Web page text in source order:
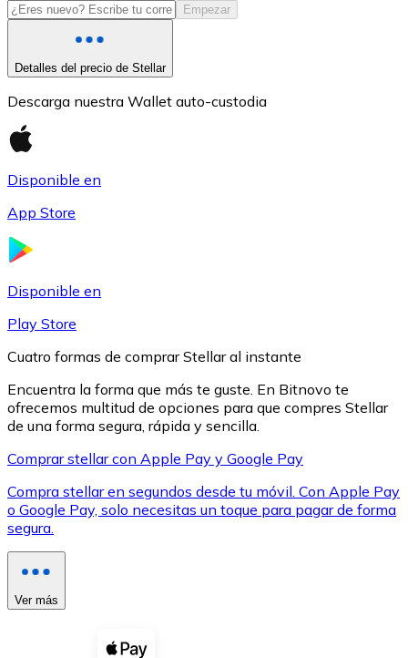
Litecoin
LTC
Ver todo
Compra criptomonedas con efectivo en tu tienda más
Comprar con efectivo
Empezar
Detalles del precio de Stellar
Descarga nuestra Wallet auto-custodia
Disponible en
App Store
Disponible en
Play Store
Cuatro formas de comprar Stellar al instante
Encuentra la forma que más te guste. En Bitnovo te
ofrecemos multitud de opciones para que compres Stellar
de una forma segura, rápida y sencilla.
Comprar stellar con Apple Pay y Google Pay
Compra stellar en segundos desde tu móvil. Con Apple Pay
o Google Pay, solo necesitas un toque para pagar de forma
segura.
Ver más